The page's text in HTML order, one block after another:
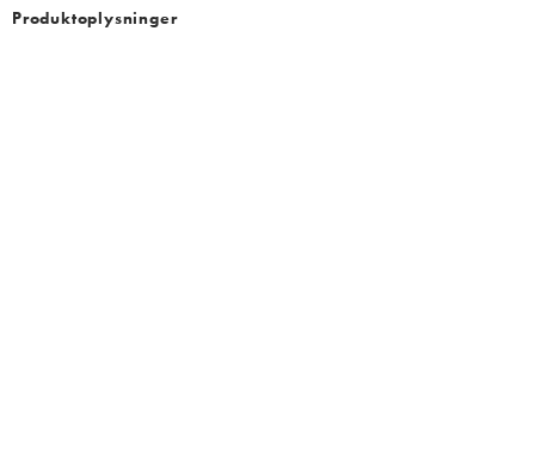
Produktoplysninger